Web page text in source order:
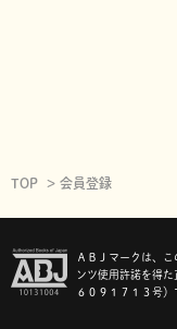
TOP 会員登録
ＡＢＪマークは、
ンツ使用許諾を得
６０９１７１３号）